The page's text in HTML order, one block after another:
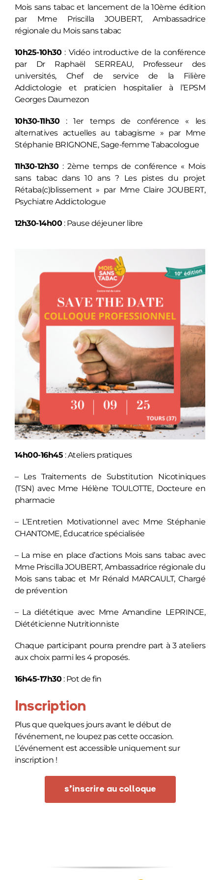
Mois sans tabac et lancement de la 10ème édition
par Mme Priscilla JOUBERT, Ambassadrice
régionale du Mois sans tabac
10h25-10h30: Vidéo introductive de la conférence
par Dr Raphaël SERREAU, Professeur des
universités, Chef de service de la Filière
Addictologie et praticien hospitalier à l’EPSM
Georges Daumezon
10h30-11h30: 1er temps de conférence « les
alternatives actuelles au tabagisme » par Mme
Stéphanie BRIGNONE, Sage-femme Tabacologue
11h30-12h30: 2ème temps de conférence « Mois
sans tabac dans 10 ans ? Les pistes du projet
Rétaba(c)blissement » par Mme Claire JOUBERT,
Psychiatre Addictologue
12h30-14h00: Pause déjeuner libre
14h00-16h45 : Ateliers pratiques
– Les Traitements de Substitution Nicotiniques
(TSN) avec Mme Hélène TOULOTTE, Docteure en
pharmacie
– L’Entretien Motivationnel avec Mme Stéphanie
CHANTOME, Éducatrice spécialisée
– La mise en place d’actions Mois sans tabac avec
Mme Priscilla JOUBERT, Ambassadrice régionale du
Mois sans tabac et Mr Rénald MARCAULT, Chargé
de prévention
– La diététique avec Mme Amandine LEPRINCE,
Diététicienne Nutritionniste
Chaque participant pourra prendre part à 3 ateliers
aux choix parmi les 4 proposés.
16h45-17h30: Pot de fin
Inscription
Plus que quelques jours avant le début de
l’événement, ne loupez pas cette occasion.
L’événement est accessible uniquement sur
inscription !
s’inscrire au colloque